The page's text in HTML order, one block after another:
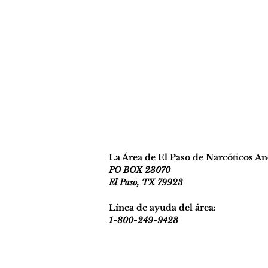
La Área de El Paso de Narcóticos
PO BOX 23070
El Paso, TX 79923
Línea de ayuda del área:
1-800-249-9428